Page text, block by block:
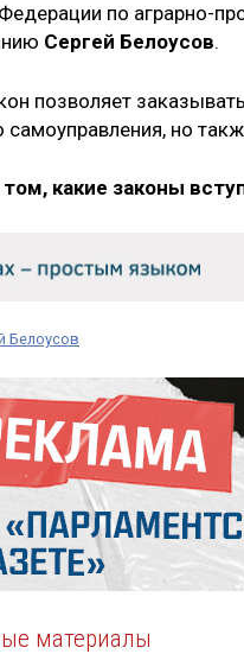
по аграрно-
Сергей Белоусов.
позволяет
самоуправления, но
какие законы
Белоусов
материалы